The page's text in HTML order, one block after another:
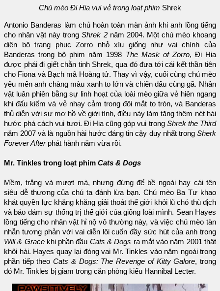
Chú mèo Đi Hia vui vẻ trong loạt phim Shrek
Antonio Banderas làm chủ hoàn toàn màn ảnh khi anh lồng tiếng
cho nhân vật này trongShrek 2năm 2004. Một chú mèo khoang
diện bộ trang phục Zorro nhỏ xíu giống như vai chính của
Banderas trong bộ phim năm 1998 The Mask of Zorro, Đi Hia
được phái đi giết chằn tinh Shrek, qua đó đưa tới cái kết thần tiên
cho Fiona và Bạch mã Hoàng tử. Thay vì vậy, cuối cùng chú mèo
yêu mến anh chàng màu xanh to lớn và chiến đấu cùng gã. Nhân
vật luân phiên bằng sự linh hoạt của loài mèo giữa vẻ hiên ngang
khi đấu kiếm và vẻ nhạy cảm trong đôi mắt to tròn, và Banderas
thủ diễn với sự mơ hồ về giới tính, điều này làm tăng thêm nét hài
hước phá cách vui tươi. Đi Hia cũng góp vui trong Shrek the Third
năm 2007 và là nguồn hài hước đáng tin cậy duy nhất trong Sherk
Forever Afterphát hành năm vừa rồi.
Mr. Tinkles trong loạt phim Cats & Dogs
Mềm, trắng và mượt mà, nhưng đừng để bề ngoài hay cái tên
siêu dễ thương của chú ta đánh lừa bạn. Chú mèo Ba Tư khao
khát quyền lực khăng khăng giải thoát thế giới khỏi lũ chó thù địch
và bảo đảm sự thống trị thế giới của giống loài mình. Sean Hayes
lồng tiếng cho nhân vật hỉ nộ vô thường này, và việc chú mèo tàn
nhẫn tương phản với vai diễn lôi cuốn đầy sức hút của anh trong
Will & Gracekhi phần đầu Cats & Dogs ra mắt vào năm 2001 thật
khôi hài. Hayes quay lại đóng vai Mr. Tinkles vào năm ngoái trong
phần tiếp theoCats & Dogs: The Revenge of Kitty Galore, trong
đó Mr. Tinkles bị giam trong căn phòng kiểu Hannibal Lecter.